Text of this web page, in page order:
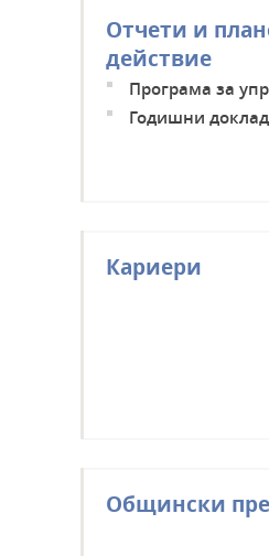
Отчети и
действие
Програма за
Годишни
Кариери
Общински